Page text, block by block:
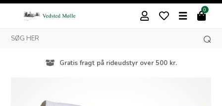
0
Gratis fragt på rideudstyr over 500 kr.